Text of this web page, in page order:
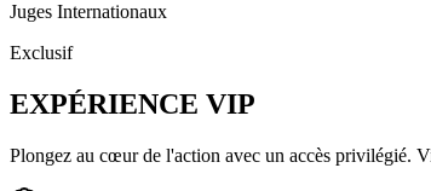
Juges Internationaux
Exclusif
EXPÉRIENCE VIP
Plongez au cœur de l'action avec un accès privilégié.